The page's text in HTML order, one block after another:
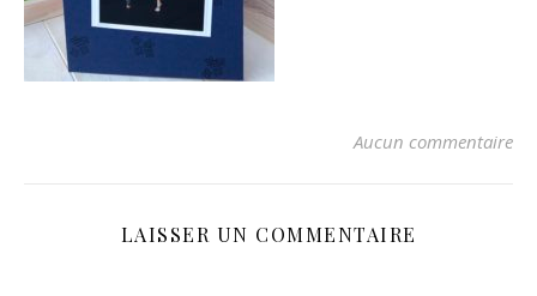
Aucun commentaire
LAISSER UN COMMENTAIRE